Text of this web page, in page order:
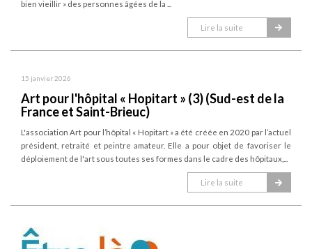
bien vieillir » des personnes âgées de la ...
Lire la suite
15 janvier 2026
Art pour l'hôpital « Hopitart » (3) (Sud-est de la
France et Saint-Brieuc)
L'association Art pour l’hôpital « Hopitart » a été créée en 2020 par l’actuel
président, retraité et peintre amateur. Elle a pour objet de favoriser le
déploiement de l'art sous toutes ses formes dans le cadre des hôpitaux,...
Lire la suite